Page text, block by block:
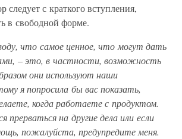
следует с краткого вступления,
в свободной форме.
что самое ценное, что могут дать
– это, в частности, возможность
они используют наши
я попросила бы вас показать,
когда работаете с продуктом.
прерваться на другие дела или если
пожалуйста, предупредите меня.